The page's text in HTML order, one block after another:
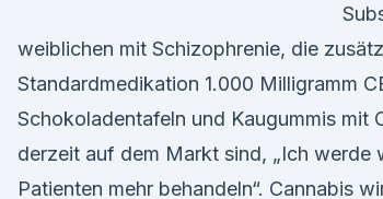
weiblichen mit Schizophrenie, die
Standardmedikation 1.000 Milligramm
Schokoladentafeln und Kaugummis mit
derzeit auf dem Markt sind, „Ich werde
Patienten mehr behandeln“. Cannabis